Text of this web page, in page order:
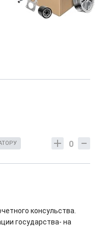
0
консульства.
государства- на